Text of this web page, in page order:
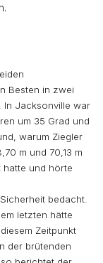
Besten in zwei
In Jacksonville war
um 35 Grad und
warum Ziegler
m und 70,13 m
hatte und hörte
bedacht.
letzten hätte
Zeitpunkt
der brütenden